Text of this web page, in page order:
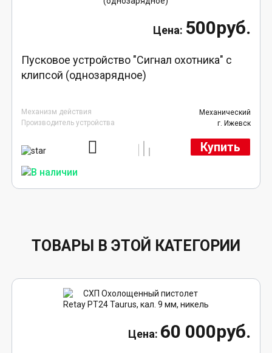
500руб.
Пусковое устройство "Сигнал охотника" с
клипсой (однозарядное)
Механизм действия
Механический
Производитель устройства
г. Ижевск
Купить
ТОВАРЫ В ЭТОЙ КАТЕГОРИИ
60 000руб.